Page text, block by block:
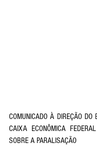
COMUNICADO À DIREÇÃO DO
CAIXA ECONÔMICA
SOBRE A PARALISAÇÃO